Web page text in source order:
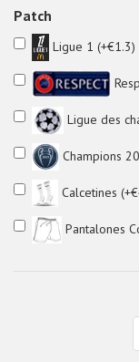
Patch
Ligue 1 (+€1.3)
Ligue des
Champions
Calcetines
Pantalones